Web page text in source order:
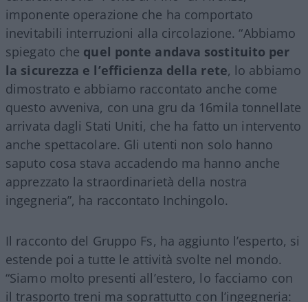
imponente operazione che ha comportato
inevitabili interruzioni alla circolazione. “Abbiamo
spiegato che quel ponte andava sostituito per
la sicurezza e l’efficienza della rete, lo abbiamo
dimostrato e abbiamo raccontato anche come
questo avveniva, con una gru da 16mila tonnellate
arrivata dagli Stati Uniti, che ha fatto un intervento
anche spettacolare. Gli utenti non solo hanno
saputo cosa stava accadendo ma hanno anche
apprezzato la straordinarietà della nostra
ingegneria”, ha raccontato Inchingolo.
Il racconto del Gruppo Fs, ha aggiunto l’esperto, si
estende poi a tutte le attività svolte nel mondo.
“Siamo molto presenti all’estero, lo facciamo con
il trasporto treni ma soprattutto con l’ingegneria: